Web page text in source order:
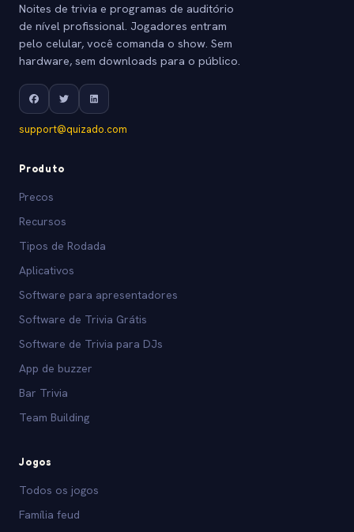
Noites de trivia e programas de auditório
de nível profissional. Jogadores entram
pelo celular, você comanda o show. Sem
hardware, sem downloads para o público.
support@quizado.com
Produto
Precos
Recursos
Tipos de Rodada
Aplicativos
Software para apresentadores
Software de Trivia Grátis
Software de Trivia para DJs
App de buzzer
Bar Trivia
Team Building
Jogos
Todos os jogos
Família feud